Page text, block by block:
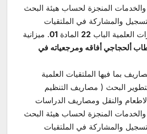
والخدمات المنجزة لحساب هيئة البحث
والمشاركة في الملتقيات
العلمية الباب 22 المادة 01. ميزانية
ألحجاجي أفاقه ومرجعياته في
بما فيها الملتقيات العلمية
البحث ( مصاريف التنظيم
والنقل ومصاريف الدراسات
والخدمات المنجزة لحساب هيئة البحث
والمشاركة في الملتقيات